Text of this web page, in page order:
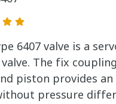
6407 valve is a
The fix
piston provides
pressure